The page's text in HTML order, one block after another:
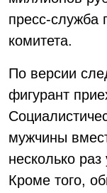
пресс-служба
комитета.
По версии
фигурант
мужчины
несколько
Кроме того,